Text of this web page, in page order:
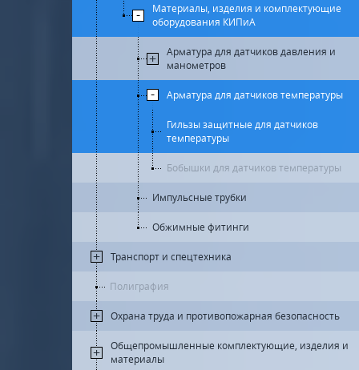
Материалы, изделия и комплектующие
оборудования КИПиА
Арматура для датчиков давления и
манометров
Арматура для датчиков температуры
Гильзы защитные для датчиков
температуры
Бобышки для датчиков температуры
Импульсные трубки
Обжимные фитинги
Транспорт и спецтехника
Полиграфия
Охрана труда и противопожарная безопасность
Общепромышленные комплектующие, изделия и
материалы